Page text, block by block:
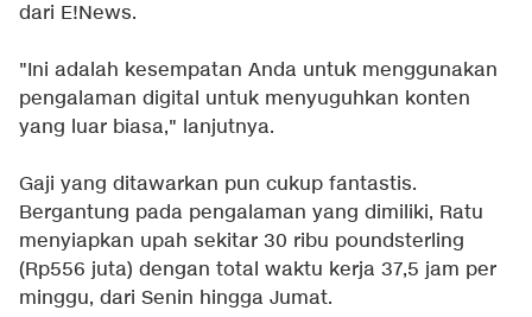
dari E!News.
"Ini adalah kesempatan Anda untuk menggunakan
pengalaman digital untuk menyuguhkan konten
yang luar biasa," lanjutnya.
Gaji yang ditawarkan pun cukup fantastis.
Bergantung pada pengalaman yang dimiliki, Ratu
menyiapkan upah sekitar 30 ribu poundsterling
(Rp556 juta) dengan total waktu kerja 37,5 jam per
minggu, dari Senin hingga Jumat.